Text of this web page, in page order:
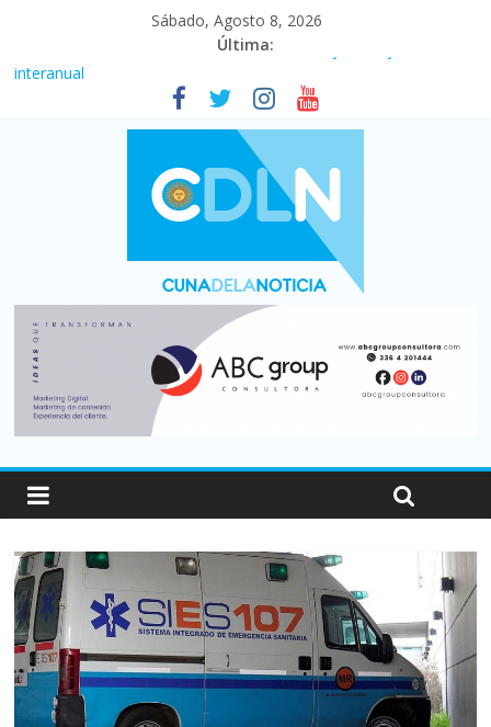
Sábado, Agosto 8, 2026
Última:
Fuerte caída de la venta de autos usados en julio: bajó un 12,6%
Central venció 1 a 0 al River de Coudet en el Monumental
La morosidad alcanzó su nivel más alto en dos décadas y ya
afecta a 400 mil deudores en Santa Fe
Desde que asumió Milei cerraron 41.000 kioscos: el sector
denuncia crisis como en 2001
Vacaciones de invierno con más movimiento y consumo
turístico: 4,6 millones de personas viajaron por el país, un 5,9%